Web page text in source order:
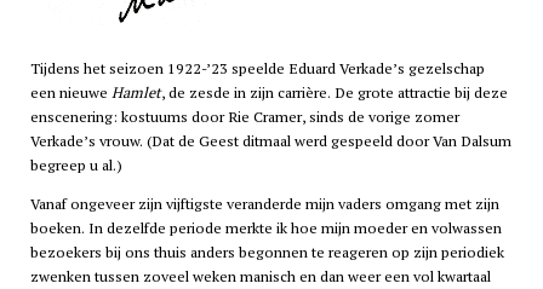
Tijdens het seizoen 1922-’23 speelde Eduard Verkade’s gezelschap
een nieuwe Hamlet, de zesde in zijn carrière. De grote attractie bij deze
enscenering: kostuums door Rie Cramer, sinds de vorige zomer
Verkade’s vrouw. (Dat de Geest ditmaal werd gespeeld door Van Dalsum
begreep u al.)
Vanaf ongeveer zijn vijftigste veranderde mijn vaders omgang met zijn
boeken. In dezelfde periode merkte ik hoe mijn moeder en volwassen
bezoekers bij ons thuis anders begonnen te reageren op zijn periodiek
zwenken tussen zoveel weken manisch en dan weer een vol kwartaal